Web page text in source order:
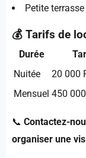
Petite terrasse
💰 Tarifs de
Durée
Nuitée
20 000
Mensuel 450
📞 Contactez-
organiser une